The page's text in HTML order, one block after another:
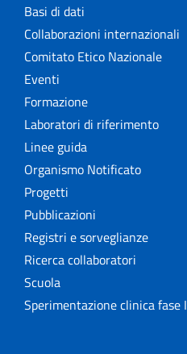
Basi di dati
Collaborazioni internazionali
Comitato Etico Nazionale
Eventi
Formazione
Laboratori di riferimento
Linee guida
Organismo Notificato
Progetti
Pubblicazioni
Registri e sorveglianze
Ricerca collaboratori
Scuola
Sperimentazione clinica fase I